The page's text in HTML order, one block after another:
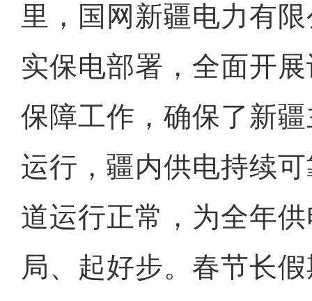
里，国网新疆电力有
实保电部署，全面开
保障工作，确保了新
运行，疆内供电持续
道运行正常，为全年
局、起好步。春节长